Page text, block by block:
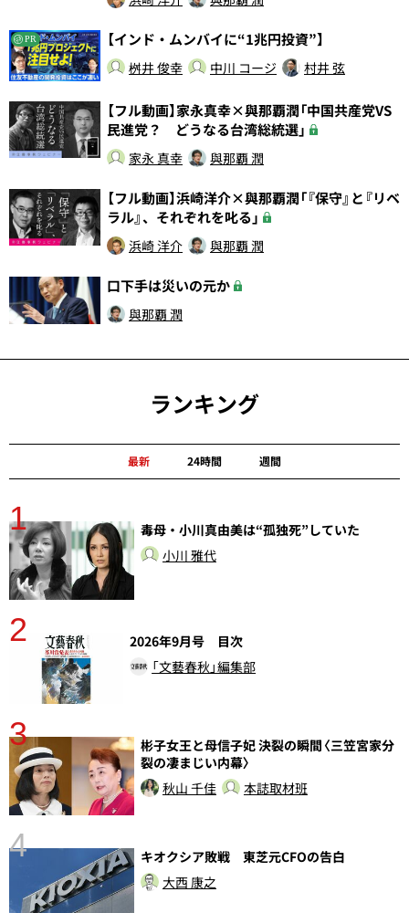
PR 【インド・ムンバイに“1兆円投資”】
桝井 俊幸 中川 コージ 村井 弦
【フル動画】家永真幸×與那覇潤「中国共産党VS
民進党？ どうなる台湾総統選」
家永 真幸 與那覇 潤
【フル動画】浜崎洋介×與那覇潤「『保守』と『リベ
ラル』、それぞれを叱る」
浜崎 洋介 與那覇 潤
口下手は災いの元か
與那覇 潤
ランキング
最新 24時間 週間
1
毒母・小川真由美は“孤独死”していた
小川 雅代
2
2026年9月号 目次
「文藝春秋」編集部
3
彬子女王と母信子妃 決裂の瞬間〈三笠宮家分
裂の凄まじい内幕〉
秋山 千佳
本誌取材班
4
キオクシア敗戦 東芝元CFOの告白
大西 康之